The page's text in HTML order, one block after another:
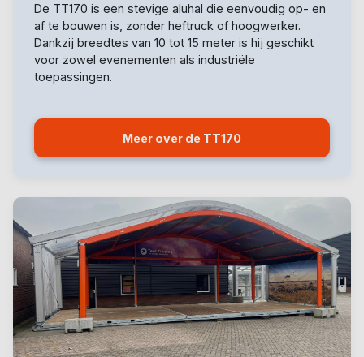
De TT170 is een stevige aluhal die eenvoudig op- en
af te bouwen is, zonder heftruck of hoogwerker.
Dankzij breedtes van 10 tot 15 meter is hij geschikt
voor zowel evenementen als industriële
toepassingen.
Meer over de TT170